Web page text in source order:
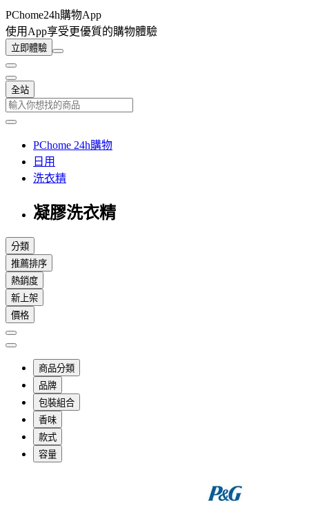
PChome24h購物App
使用App享受更優質的購物體驗
立即體驗
全站
PChome 24h購物
日用
洗衣精
凝膠洗衣精
分類
推薦排序
熱銷度
新上架
價格
商品分類
品牌
包裝組合
香味
款式
容量